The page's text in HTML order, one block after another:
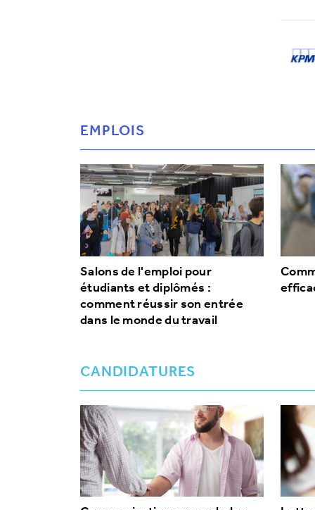
EMPLOIS
Salons de l'emploi pour
étudiants et diplômés :
comment réussir son entrée
dans le monde du travail
CANDIDATURES